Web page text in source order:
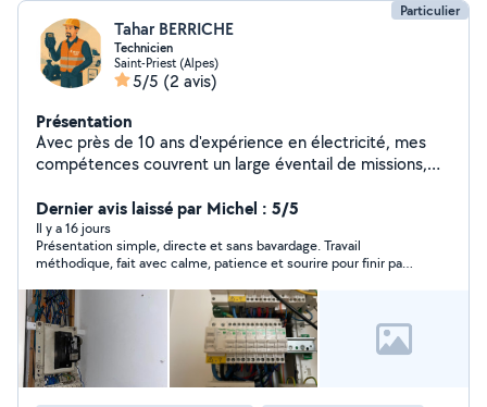
Particulier
Tahar BERRICHE
Technicien
Saint-Priest (Alpes)
5/5 (2 avis)
Présentation
Avec près de 10 ans d'expérience en électricité, mes
compétences couvrent un large éventail de missions,
électriques complexes aux interventions d'urgence pour
le dépannage. J'ai acquis une solide expertise dans les
domaines suivants : Travaux électriques : pose de
câblages, installation de tableaux et d'appareils, mise
aux normes et rénovation. Dépannage : diagnostic
rapide de pannes, recherche de courts-circuits,
réparations efficaces et sécurisées. Rigoureux,
autonome et polyvalent, je suis prêt à mettre mon
savoir-faire au service de vos projets.
Dernier avis laissé par Michel : 5/5
Il y a 16 jours
Présentation simple, directe et sans bavardage. Travail
méthodique, fait avec calme, patience et sourire pour finir par
recommande !